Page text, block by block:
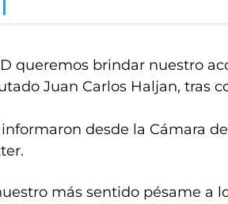
queremos brindar nuestro
Juan Carlos Haljan, tras
desde la Cámara
más sentido pésame a